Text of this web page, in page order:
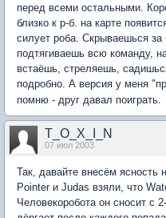
перед всеми остальными.
близко к р-б. на карте
силует роба. Скрываешься за
подтягиваешь всю команду,
встаёшь, стреляешь,
подробно. А версия у меня
помню - друг давал поиграть.
T_O_X_I_N
07 июл 2003
Так, давайте внесём ясность
Pointer и Judas взяли, что
Человекоробота он сносит с